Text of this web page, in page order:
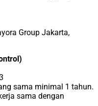
Group Jakarta,
ѕаmа mіnіmаl 1 tahun.
sama dеngаn